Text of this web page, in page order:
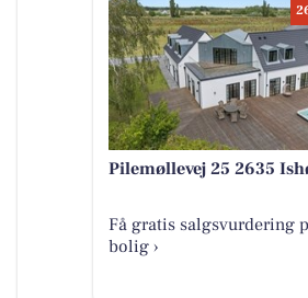
Pilemøllevej 25 2635
Få gratis salgsvurdering
bolig ›